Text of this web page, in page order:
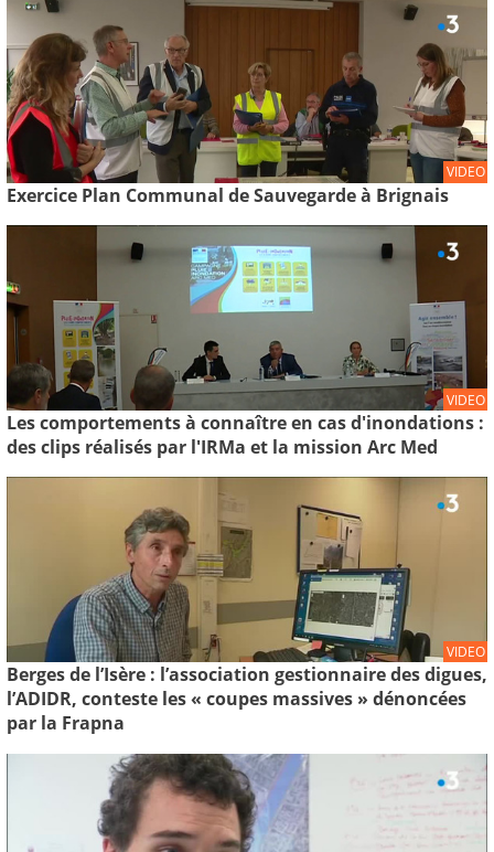
VIDEO
Exercice Plan Communal de Sauvegarde à Brignais
VIDEO
Les comportements à connaître en cas d'inondations :
des clips réalisés par l'IRMa et la mission Arc Med
VIDEO
Berges de l’Isère : l’association gestionnaire des digues,
l’ADIDR, conteste les « coupes massives » dénoncées
par la Frapna